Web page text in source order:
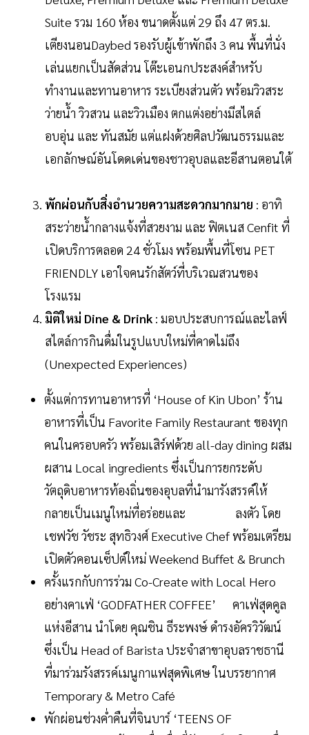
Suite รวม 160 ห้อง ขนาดตั้งแต่ 29 ถึง 47 ตร.ม.
เตียงนอนDaybed รองรับผู้เข้าพักถึง 3 คน พื้นที่นั่ง
เล่นแยกเป็นสัดส่วน โต๊ะเอนกประสงค์สำหรับ
ทำงานและทานอาหาร ระเบียงส่วนตัว พร้อมวิวสระ
ว่ายน้ำ วิวสวน และวิวเมือง ตกแต่งอย่างมีสไตล์
อบอุ่น และ ทันสมัย แต่แฝงด้วยศิลปวัฒนธรรมและ
เอกลักษณ์อันโดดเด่นของชาวอุบลและอีสานตอนใต้
พักผ่อนกับสิ่งอำนวยความสะดวกมากมาย : อาทิ
สระว่ายน้ำกลางแจ้งที่สวยงาม และ ฟิตเนส Cenfit ที่
เปิดบริการตลอด 24 ชั่วโมง พร้อมพื้นที่โซน PET
FRIENDLY เอาใจคนรักสัตว์ที่บริเวณสวนของ
โรงแรม
มิติใหม่ Dine & Drink : มอบประสบการณ์และไลฟ์
สไตล์การกินดื่มในรูปแบบใหม่ที่คาดไม่ถึง
(Unexpected Experiences)
ตั้งแต่การทานอาหารที่ ‘House of Kin Ubon’ ร้าน
อาหารที่เป็น Favorite Family Restaurant ของทุก
คนในครอบครัว พร้อมเสิร์ฟด้วย all-day dining ผสม
ผสาน Local ingredients ซึ่งเป็นการยกระดับ
วัตถุดิบอาหารท้องถิ่นของอุบลที่นำมารังสรรค์ให้
กลายเป็นเมนูใหม่ที่อร่อยและ ลงตัว โดย
เชฟวัช วัชระ สุทธิวงศ์ Executive Chef พร้อมเตรียม
เปิดตัวคอนเซ็ปต์ใหม่ Weekend Buffet & Brunch
ครั้งแรกกับการร่วม Co-Create with Local Hero
อย่างคาเฟ่ ‘GODFATHER COFFEE’ คาเฟ่สุดคูล
แห่งอีสาน นำโดย คุณชิน ธีระพงษ์ ดำรงอัครวิวัฒน์
ซึ่งเป็น Head of Barista ประจำสาขาอุบลราชธานี
ที่มาร่วมรังสรรค์เมนูกาแฟสุดพิเศษ ในบรรยากาศ
Temporary & Metro Café
พักผ่อนช่วงค่ำคืนที่จินบาร์ ‘TEENS OF